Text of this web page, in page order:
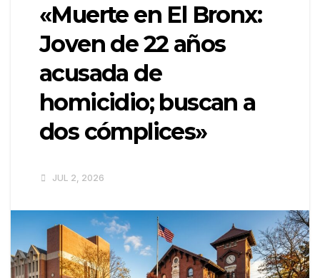
«Muerte en El Bronx:
Joven de 22 años
acusada de
homicidio; buscan a
dos cómplices»
JUL 2, 2026